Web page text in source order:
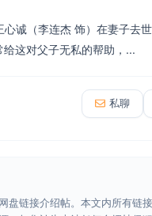
诚（李连杰 饰）在妻子去
这对父子无私的帮助，...
私聊
盘链接介绍帖。本文内所有链